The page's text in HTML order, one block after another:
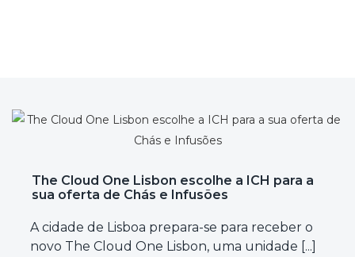
The Cloud One Lisbon escolhe a ICH para a
sua oferta de Chás e Infusões
A cidade de Lisboa prepara-se para receber o
novo The Cloud One Lisbon, uma unidade [...]